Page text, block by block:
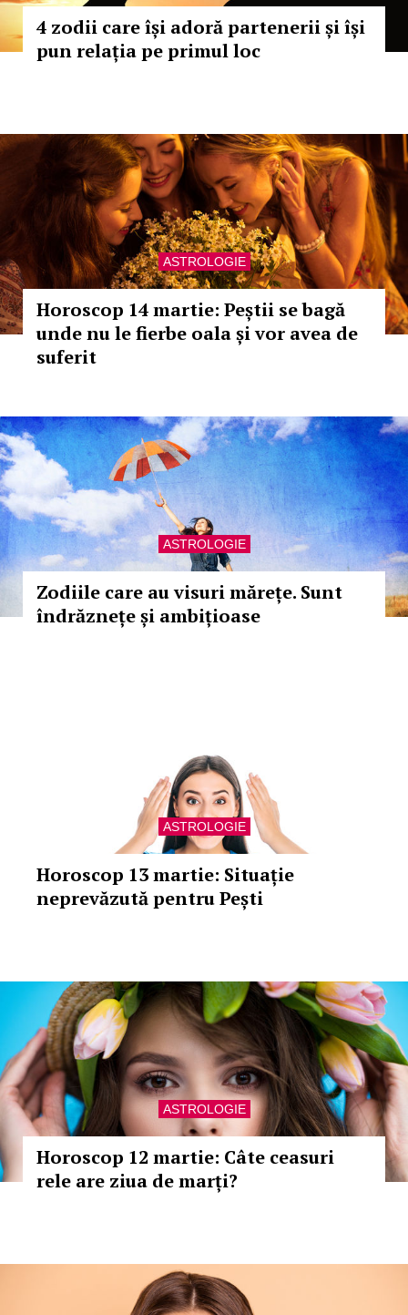
4 zodii care își adoră partenerii și își
pun relația pe primul loc
ASTROLOGIE
Horoscop 14 martie: Peștii se bagă
unde nu le fierbe oala și vor avea de
suferit
ASTROLOGIE
Zodiile care au visuri mărețe. Sunt
îndrăznețe și ambițioase
ASTROLOGIE
Horoscop 13 martie: Situație
neprevăzută pentru Pești
ASTROLOGIE
Horoscop 12 martie: Câte ceasuri
rele are ziua de marți?